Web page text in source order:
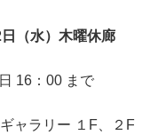
（水）木曜休廊
16：00 まで
ャラリー １F、２F